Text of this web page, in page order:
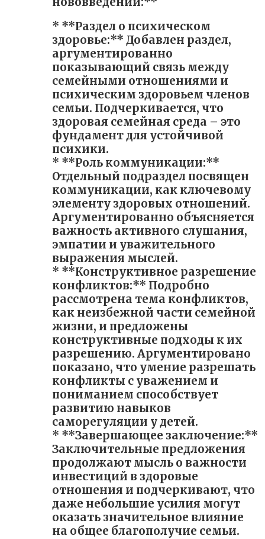
* **Раздел о психическом
здоровье:** Добавлен раздел,
аргументированно
показывающий связь между
семейными отношениями и
психическим здоровьем членов
семьи. Подчеркивается, что
здоровая семейная среда – это
фундамент для устойчивой
психики.
* **Роль коммуникации:**
Отдельный подраздел посвящен
коммуникации, как ключевому
элементу здоровых отношений.
Аргументированно объясняется
важность активного слушания,
эмпатии и уважительного
выражения мыслей.
* **Конструктивное разрешение
конфликтов:** Подробно
рассмотрена тема конфликтов,
как неизбежной части семейной
жизни, и предложены
конструктивные подходы к их
разрешению. Аргументировано
показано, что умение разрешать
конфликты с уважением и
пониманием способствует
развитию навыков
саморегуляции у детей.
* **Завершающее заключение:**
Заключительные предложения
продолжают мысль о важности
инвестиций в здоровые
отношения и подчеркивают, что
даже небольшие усилия могут
оказать значительное влияние
на общее благополучие семьи.